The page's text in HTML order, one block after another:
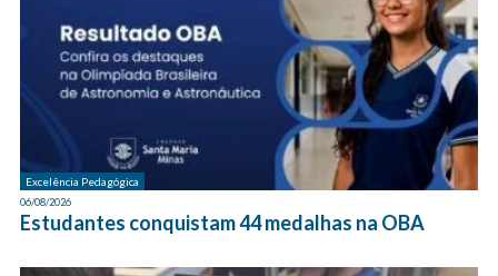
Excelência Pedagógica
06/08/2026
Estudantes conquistam 44 medalhas na OBA